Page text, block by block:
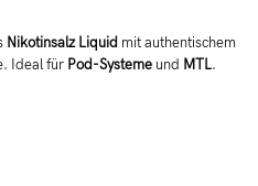
Nikotinsalz Liquid mit authentischem
Ideal für Pod-Systeme und MTL.